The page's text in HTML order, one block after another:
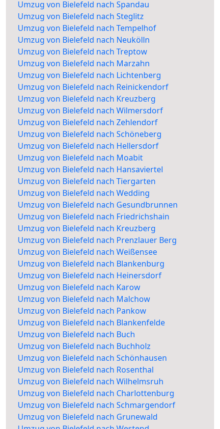
Umzug von Bielefeld nach Spandau
Umzug von Bielefeld nach Steglitz
Umzug von Bielefeld nach Tempelhof
Umzug von Bielefeld nach Neukölln
Umzug von Bielefeld nach Treptow
Umzug von Bielefeld nach Marzahn
Umzug von Bielefeld nach Lichtenberg
Umzug von Bielefeld nach Reinickendorf
Umzug von Bielefeld nach Kreuzberg
Umzug von Bielefeld nach Wilmersdorf
Umzug von Bielefeld nach Zehlendorf
Umzug von Bielefeld nach Schöneberg
Umzug von Bielefeld nach Hellersdorf
Umzug von Bielefeld nach Moabit
Umzug von Bielefeld nach Hansaviertel
Umzug von Bielefeld nach Tiergarten
Umzug von Bielefeld nach Wedding
Umzug von Bielefeld nach Gesundbrunnen
Umzug von Bielefeld nach Friedrichshain
Umzug von Bielefeld nach Kreuzberg
Umzug von Bielefeld nach Prenzlauer Berg
Umzug von Bielefeld nach Weißensee
Umzug von Bielefeld nach Blankenburg
Umzug von Bielefeld nach Heinersdorf
Umzug von Bielefeld nach Karow
Umzug von Bielefeld nach Malchow
Umzug von Bielefeld nach Pankow
Umzug von Bielefeld nach Blankenfelde
Umzug von Bielefeld nach Buch
Umzug von Bielefeld nach Buchholz
Umzug von Bielefeld nach Schönhausen
Umzug von Bielefeld nach Rosenthal
Umzug von Bielefeld nach Wilhelmsruh
Umzug von Bielefeld nach Charlottenburg
Umzug von Bielefeld nach Schmargendorf
Umzug von Bielefeld nach Grunewald